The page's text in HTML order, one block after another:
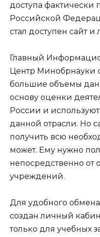
доступа фактически
Российской
стал доступен сайт
Главный
Центр Минобрнауки
большие объемы
основу оценки
России и
данной отрасли. Но
получить всю
может. Ему нужно
непосредственно от
учреждений.
Для удобного
создан личный
только для учебных